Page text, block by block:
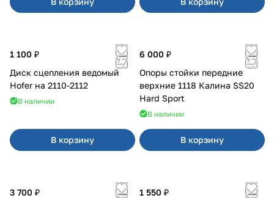
1 100 ₽
Диск сцепления ведомый
Hofer на 2110-2112
В наличии
В корзину
6 000 ₽
Опоры стойки передние
верхние 1118 Калина SS20
Hard Sport
В наличии
В корзину
3 700 ₽
1 550 ₽